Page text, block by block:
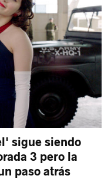
sigue siendo
3 pero la
paso atrás